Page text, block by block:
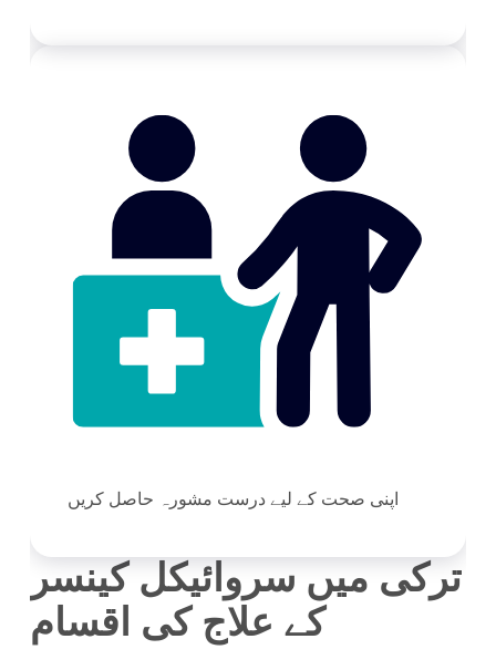
اپنی صحت کے لیے درست مشورہ حاصل کریں
ترکی میں سروائیکل کینسر
کے علاج کی اقسام